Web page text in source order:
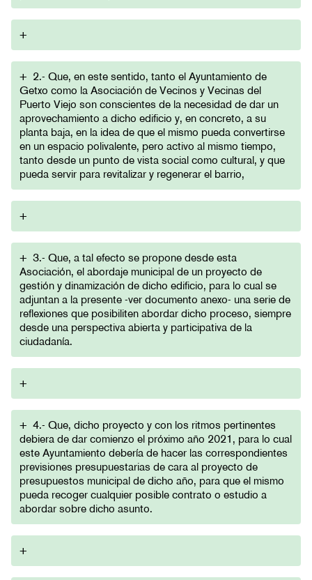
+
+ 2.- Que, en este sentido, tanto el Ayuntamiento de
Getxo como la Asociación de Vecinos y Vecinas del
Puerto Viejo son conscientes de la necesidad de dar un
aprovechamiento a dicho edificio y, en concreto, a su
planta baja, en la idea de que el mismo pueda convertirse
en un espacio polivalente, pero activo al mismo tiempo,
tanto desde un punto de vista social como cultural, y que
pueda servir para revitalizar y regenerar el barrio,
+
+ 3.- Que, a tal efecto se propone desde esta
Asociación, el abordaje municipal de un proyecto de
gestión y dinamización de dicho edificio, para lo cual se
adjuntan a la presente -ver documento anexo- una serie de
reflexiones que posibiliten abordar dicho proceso, siempre
desde una perspectiva abierta y participativa de la
ciudadanía.
+
+ 4.- Que, dicho proyecto y con los ritmos pertinentes
debiera de dar comienzo el próximo año 2021, para lo cual
este Ayuntamiento debería de hacer las correspondientes
previsiones presupuestarias de cara al proyecto de
presupuestos municipal de dicho año, para que el mismo
pueda recoger cualquier posible contrato o estudio a
abordar sobre dicho asunto.
+